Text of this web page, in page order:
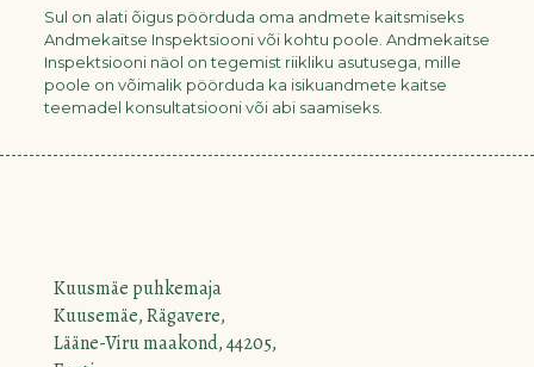
Sul on alati õigus pöörduda oma andmete kaitsmiseks
Andmekaitse Inspektsiooni või kohtu poole. Andmekaitse
Inspektsiooni näol on tegemist riikliku asutusega, mille
poole on võimalik pöörduda ka isikuandmete kaitse
teemadel konsultatsiooni või abi saamiseks.
Kuusmäe puhkemaja
Kuusemäe, Rägavere,
Lääne-Viru maakond, 44205,